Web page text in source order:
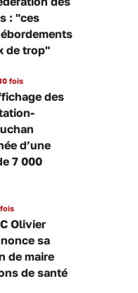
: "ces
de trop"
fois
des
d’une
7 000
Olivier
sa
de maire
de santé